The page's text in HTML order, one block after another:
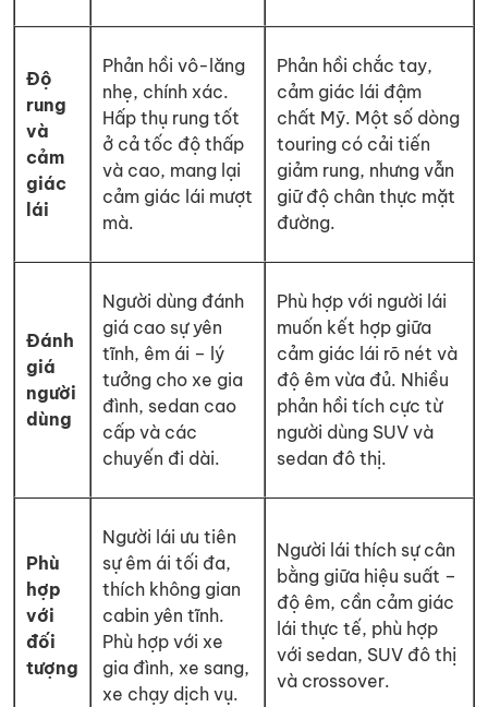
Độ
rung
và
cảm
giác
lái
Phản hồi vô-lăng
nhẹ, chính xác.
Hấp thụ rung tốt
ở cả tốc độ thấp
và cao, mang lại
cảm giác lái mượt
mà.
Phản hồi chắc tay,
cảm giác lái đậm
chất Mỹ. Một số dòng
touring có cải tiến
giảm rung, nhưng vẫn
giữ độ chân thực mặt
đường.
Đánh
giá
người
dùng
Người dùng đánh
giá cao sự yên
tĩnh, êm ái – lý
tưởng cho xe gia
đình, sedan cao
cấp và các
chuyến đi dài.
Phù hợp với người lái
muốn kết hợp giữa
cảm giác lái rõ nét và
độ êm vừa đủ. Nhiều
phản hồi tích cực từ
người dùng SUV và
sedan đô thị.
Phù
hợp
với
đối
tượng
Người lái ưu tiên
sự êm ái tối đa,
thích không gian
cabin yên tĩnh.
Phù hợp với xe
gia đình, xe sang,
xe chạy dịch vụ.
Người lái thích sự cân
bằng giữa hiệu suất –
độ êm, cần cảm giác
lái thực tế, phù hợp
với sedan, SUV đô thị
và crossover.